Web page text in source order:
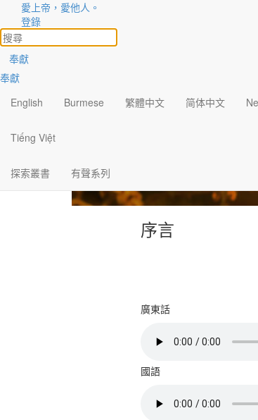
愛上帝，愛他人。
登錄
奉獻
奉獻
English
Burmese 繁體中文 简体中文
Tiếng Việt
探索叢書 有聲系列
序言
廣東話
國語